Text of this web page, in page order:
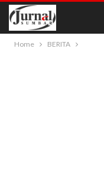
Home BERITA